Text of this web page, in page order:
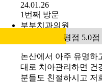
24.01.26
1번째 방문
부부치과의원
평점 5.0
논산에서 아주 유명하
대로 치아관리하면 건
분들도 친절하시고 저